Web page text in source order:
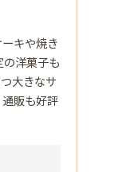
キや焼き
洋菓子も
大きなサ
販も好評